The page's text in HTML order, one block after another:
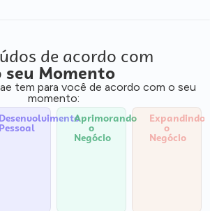
de acordo com
seu Momento
tem para você de acordo com o seu
momento:
Desenvolvimento
Pessoal
Aprimorando
o
Negócio
Expandindo
o
Negócio